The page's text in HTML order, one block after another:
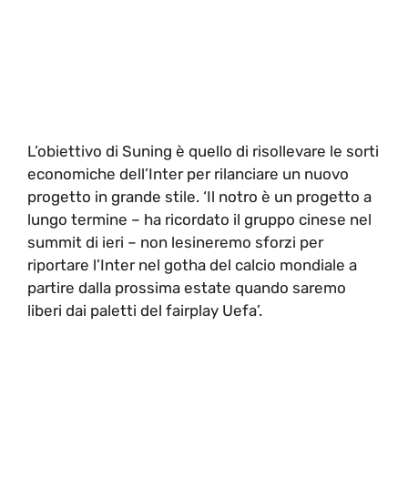
L’obiettivo di Suning è quello di risollevare le sorti
economiche dell’Inter per rilanciare un nuovo
progetto in grande stile. ‘Il notro è un progetto a
lungo termine – ha ricordato il gruppo cinese nel
summit di ieri – non lesineremo sforzi per
riportare l’Inter nel gotha del calcio mondiale a
partire dalla prossima estate quando saremo
liberi dai paletti del fairplay Uefa’.